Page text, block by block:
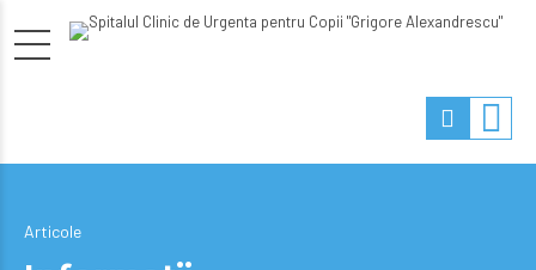
Articole